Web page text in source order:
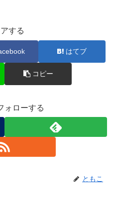
する
はてブ
コピー
ォローする
ともこ